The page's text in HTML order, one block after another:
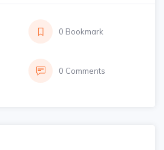
0 Bookmark
0 Comments